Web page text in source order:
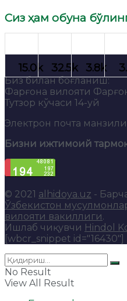
Сиз ҳам обуна
Биз билан боғланиш:
Фарғона вилояти
Тутзор кўчаси 14-уй
Электрон почта
Бизни ижтимоий
© 2021 alhidoya.uz -
Ўзбекистон
вилояти вакиллиги.
Ишлаб чиқувчи Hindol
[wbcr_snippet id="16430"]
No Result
View All Result